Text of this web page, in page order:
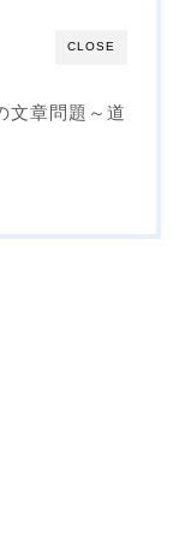
CLOSE
文章問題～道